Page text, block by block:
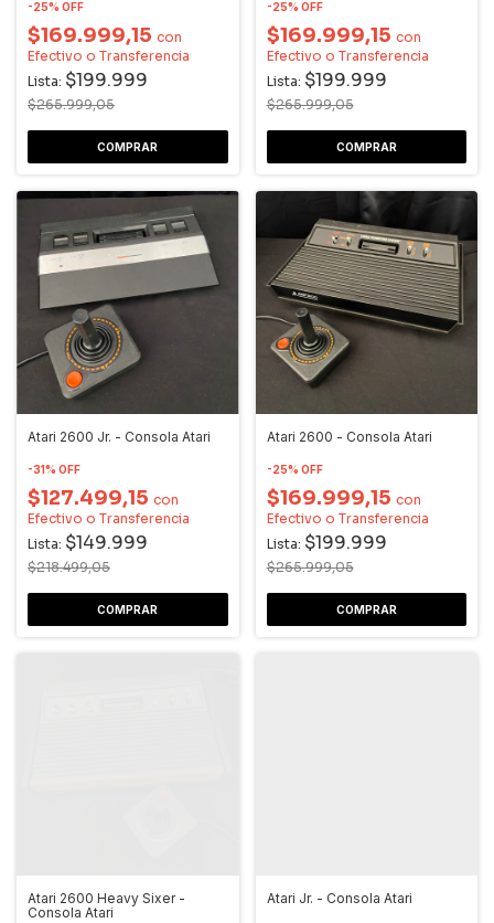
-25% OFF
$169.999,15 con
Efectivo o Transferencia
Lista: $199.999
$265.999,05
-25% OFF
$169.999,15 con
Efectivo o Transferencia
Lista: $199.999
$265.999,05
Atari 2600 Jr. - Consola Atari
-31% OFF
$127.499,15 con
Efectivo o Transferencia
Lista: $149.999
$218.499,05
Atari 2600 - Consola Atari
-25% OFF
$169.999,15 con
Efectivo o Transferencia
Lista: $199.999
$265.999,05
Atari 2600 Heavy Sixer -
Consola Atari
Atari Jr. - Consola Atari